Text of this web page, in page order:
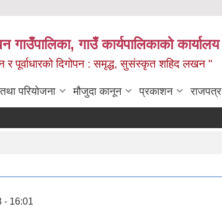
गाउँ कार्यपालिकाको कार्यालय
र पूर्वाधारको दिगोपन : समृद्ध, सुसंस्कृत शहिद लखन "
परियोजना मौजुदा कानून प्रकाशन राजपत्र
- 16:01